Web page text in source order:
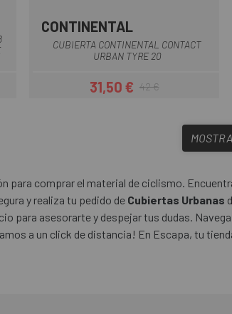
Multi
CONTINENTAL
CUBIERTA CONTINENTAL CONTACT
URBAN TYRE 20
Precio
31,50 €Precio regular
42 €
para comprar el material de ciclismo.
y realiza tu pedido de Cubiertas Urbanas
para asesorarte y despejar tus dudas.
a un click de distancia! En Escapa, tu